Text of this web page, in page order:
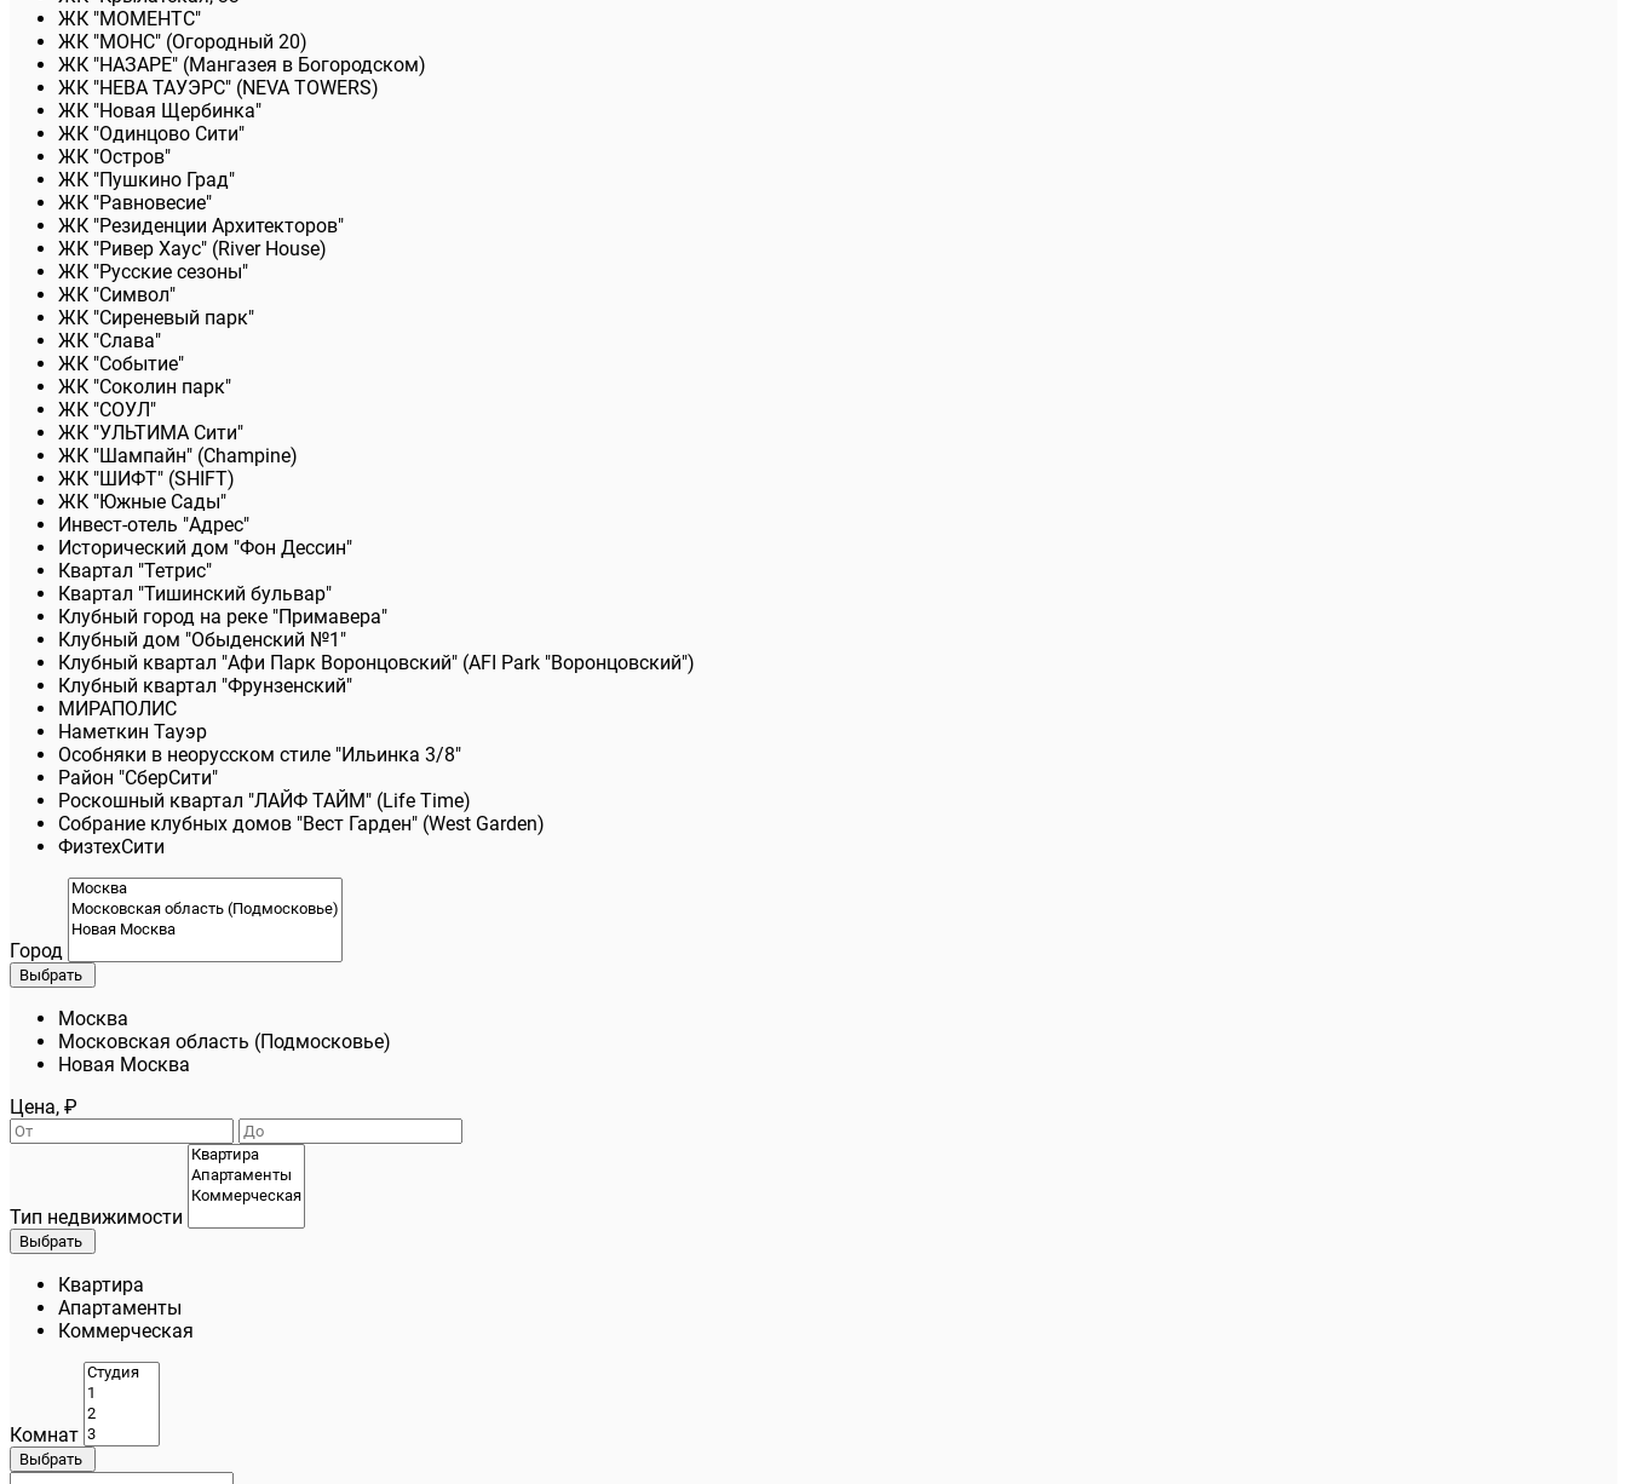
ЖК "МОМЕНТС"
ЖК "МОНС" (Огородный 20)
ЖК "НАЗАРЕ" (Мангазея в Богородском)
ЖК "НЕВА ТАУЭРС" (NEVA TOWERS)
ЖК "Новая Щербинка"
ЖК "Одинцово Сити"
ЖК "Остров"
ЖК "Пушкино Град"
ЖК "Равновесие"
ЖК "Резиденции Архитекторов"
ЖК "Ривер Хаус" (River Нouse)
ЖК "Русские сезоны"
ЖК "Символ"
ЖК "Сиреневый парк"
ЖК "Слава"
ЖК "Событие"
ЖК "Соколин парк"
ЖК "СОУЛ"
ЖК "УЛЬТИМА Сити"
ЖК "Шампайн" (Champine)
ЖК "ШИФТ" (SHIFT)
ЖК "Южные Сады"
Инвест-отель "Адрес"
Исторический дом "Фон Дессин"
Квартал "Тетрис"
Квартал "Тишинский бульвар"
Клубный город на реке "Примавера"
Клубный дом "Обыденский №1"
Клубный квартал "Афи Парк Воронцовский" (AFI Park "Воронцовский")
Клубный квартал "Фрунзенский"
МИРАПОЛИС
Наметкин Тауэр
Особняки в неорусском стиле "Ильинка 3/8"
Район "СберСити"
Роскошный квартал "ЛАЙФ ТАЙМ" (Life Time)
Собрание клубных домов "Вест Гарден" (West Garden)
ФизтехСити
Город
Выбрать
Москва
Московская область (Подмосковье)
Новая Москва
Цена, ₽
Тип недвижимости
Выбрать
Квартира
Апартаменты
Коммерческая
Комнат
Выбрать